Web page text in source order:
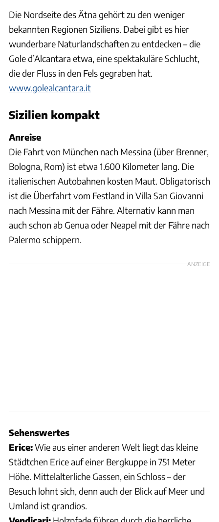
Die Nordseite des Ätna gehört zu den weniger
bekannten Regionen Siziliens. Dabei gibt es hier
wunderbare Naturlandschaften zu entdecken – die
Gole d’Alcantara etwa, eine spektakuläre Schlucht,
die der Fluss in den Fels gegraben hat.
www.golealcantara.it
Sizilien kompakt
Anreise
Die Fahrt von München nach Messina (über Brenner,
Bologna, Rom) ist etwa 1.600 Kilometer lang. Die
italienischen Autobahnen kosten Maut. Obligatorisch
ist die Überfahrt vom Festland in Villa San Giovanni
nach Messina mit der Fähre. Alternativ kann man
auch schon ab Genua oder Neapel mit der Fähre nach
Palermo schippern.
ANZEIGE
Sehenswertes
Erice:Wie aus einer anderen Welt liegt das kleine
Städtchen Erice auf einer Bergkuppe in 751 Meter
Höhe. Mittelalterliche Gassen, ein Schloss – der
Besuch lohnt sich, denn auch der Blick auf Meer und
Umland ist grandios.